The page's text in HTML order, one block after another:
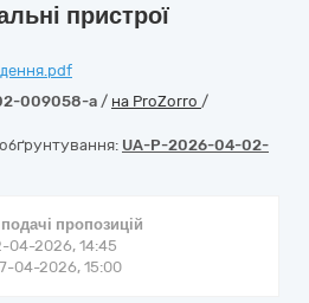
пристрої
009058-a / на ProZorro /
UA-P-2026-04-02-
пропозицій
04-2026, 14:45
04-2026, 15:00